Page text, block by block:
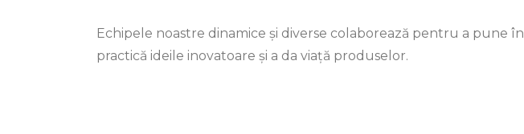
Echipele noastre dinamice şi diverse colaborează pentru a pune în
practică ideile inovatoare și a da viață produselor.